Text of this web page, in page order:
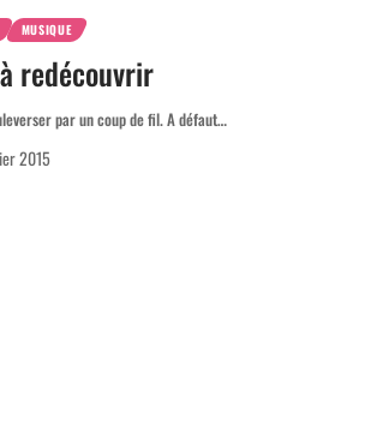
MUSIQUE
redécouvrir
par un coup de fil. A défaut…
2015